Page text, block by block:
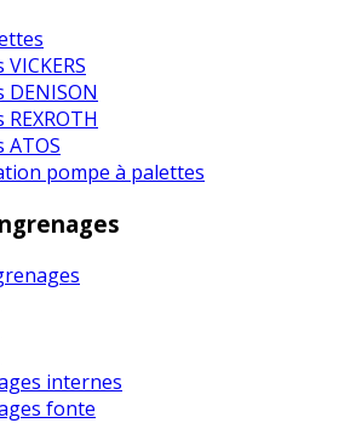
DENISON
ATOS
pompe à palettes
internes
fonte